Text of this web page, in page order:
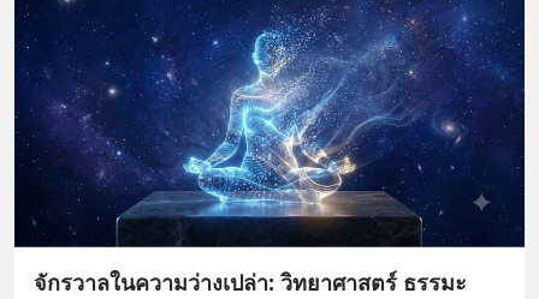
จักรวาลในความว่างเปล่า: วิทยาศาสตร์ ธรรมะ